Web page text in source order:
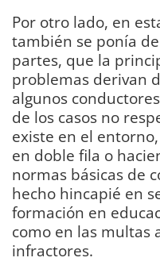
Por otro lado, en
también se ponía
partes, que la
problemas derivan
algunos
de los casos no
existe en el
en doble fila o
normas básicas de
hecho hincapié en
formación en
como en las multas
infractores.